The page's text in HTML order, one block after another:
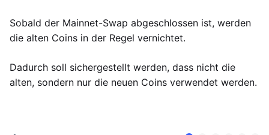
Sobald der Mainnet-Swap abgeschlossen ist, werden
die alten Coins in der Regel vernichtet.
Dadurch soll sichergestellt werden, dass nicht die
alten, sondern nur die neuen Coins verwendet werden.